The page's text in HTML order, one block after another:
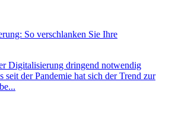
So verschlanken Sie Ihre
Digitalisierung dringend notwendig
seit der Pandemie hat sich der Trend zur